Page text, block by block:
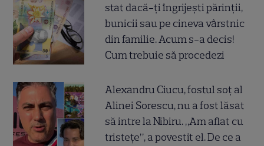
stat dacă-ți îngrijești părinții,
bunicii sau pe cineva vârstnic
din familie. Acum s-a decis!
Cum trebuie să procedezi
Alexandru Ciucu, fostul soț al
Alinei Sorescu, nu a fost lăsat
să intre la Nibiru. „Am aflat cu
tristețe”, a povestit el. De ce a